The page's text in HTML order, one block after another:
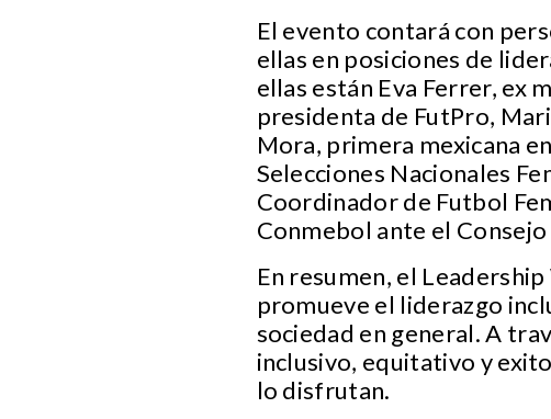
El evento contará con
ellas en posiciones de
ellas están Eva Ferrer, ex
presidenta de FutPro,
Mora, primera mexicana
Selecciones Nacionales
Coordinador de Futbol
Conmebol ante el Consejo
En resumen, el
promueve el liderazgo
sociedad en general. A
inclusivo, equitativo y
lo disfrutan.